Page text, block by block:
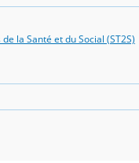
la Santé et du Social (ST2S)